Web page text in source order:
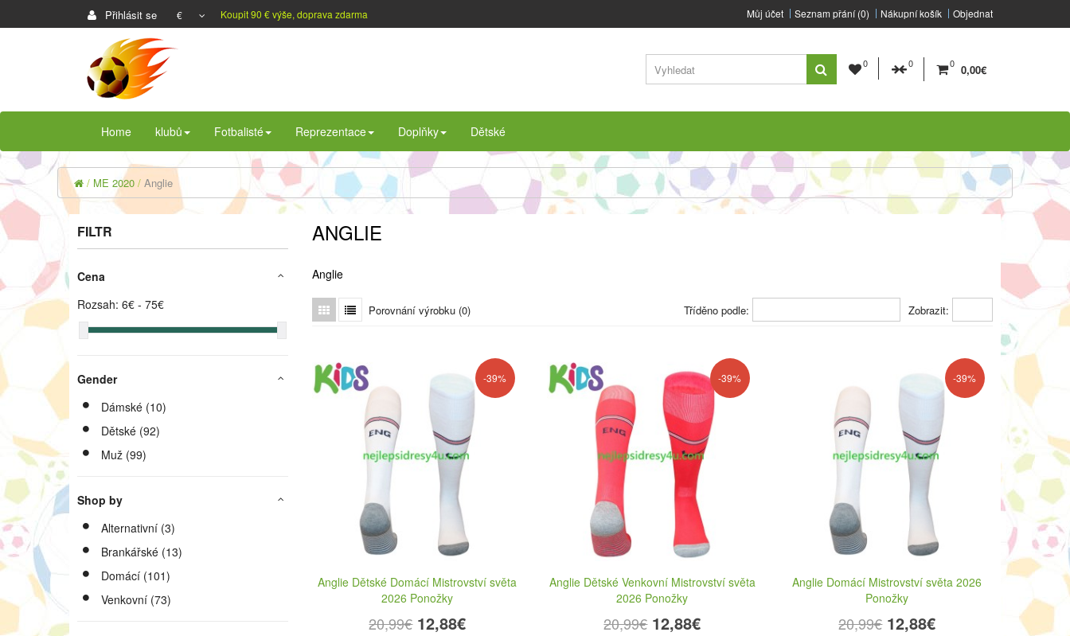
Přihlásit se € Koupit 90 € výše, doprava zdarma Můj účet Seznam přání (0) Nákupní košík Objednat
0 0 0 0,00€
Home klubů Fotbalisté Reprezentace Doplňky Dětské
ME 2020 Anglie
FILTR
Cena
Rozsah: 6€ - 75€
Gender
Dámské (10)
Dětské (92)
Muž (99)
Shop by
Alternativní (3)
Brankářské (13)
Domácí (101)
Venkovní (73)
ANGLIE
Anglie
Zobrazit:
Tříděno podle:
Porovnání výrobku (0)
-39%
Anglie Dětské Domácí Mistrovství světa
2026 Ponožky
20,99€ 12,88€
-39%
Anglie Dětské Venkovní Mistrovství světa
2026 Ponožky
20,99€ 12,88€
-39%
Anglie Domácí Mistrovství světa 2026
Ponožky
20,99€ 12,88€